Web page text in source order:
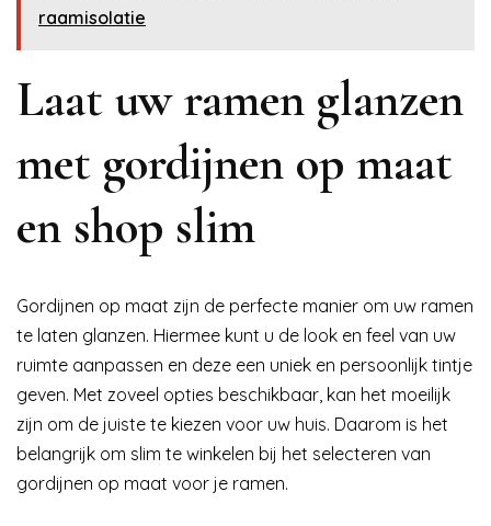
raamisolatie
Laat uw ramen glanzen
met gordijnen op maat
en shop slim
Gordijnen op maat zijn de perfecte manier om uw ramen
te laten glanzen. Hiermee kunt u de look en feel van uw
ruimte aanpassen en deze een uniek en persoonlijk tintje
geven. Met zoveel opties beschikbaar, kan het moeilijk
zijn om de juiste te kiezen voor uw huis. Daarom is het
belangrijk om slim te winkelen bij het selecteren van
gordijnen op maat voor je ramen.